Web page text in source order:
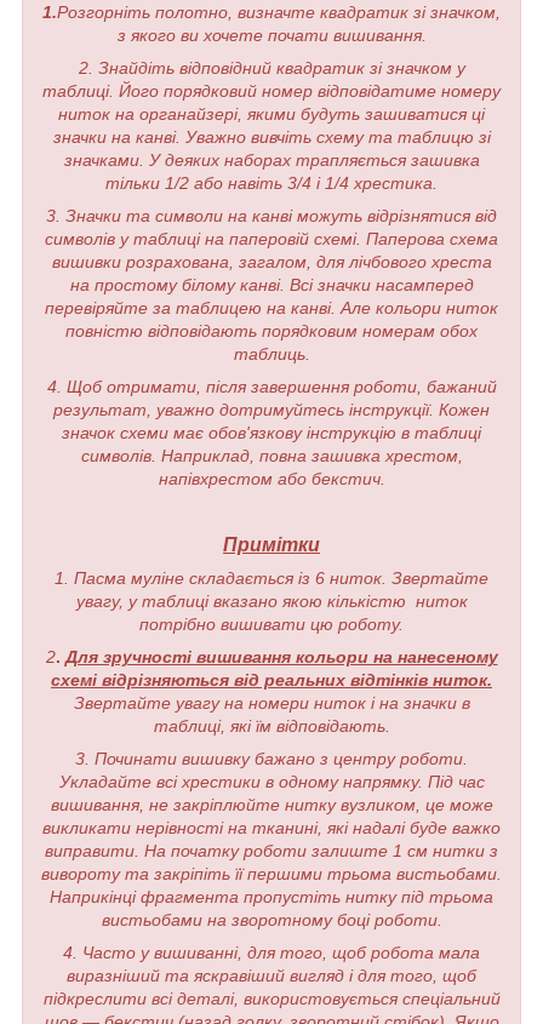
1.Розгорніть полотно, визначте квадратик зі значком,
з якого ви хочете почати вишивання.
2. Знайдіть відповідний квадратик зі значком у
таблиці. Його порядковий номер відповідатиме номеру
ниток на органайзері, якими будуть зашиватися ці
значки на канві. Уважно вивчіть схему та таблицю зі
значками. У деяких наборах трапляється зашивка
тільки 1/2 або навіть 3/4 і 1/4 хрестика.
3. Значки та символи на канві можуть відрізнятися від
символів у таблиці на паперовій схемі. Паперова схема
вишивки розрахована, загалом, для лічбового хреста
на простому білому канві. Всі значки насамперед
перевіряйте за таблицею на канві. Але кольори ниток
повністю відповідають порядковим номерам обох
таблиць.
4. Щоб отримати, після завершення роботи, бажаний
результат, уважно дотримуйтесь інструкції. Кожен
значок схеми має обов'язкову інструкцію в таблиці
символів. Наприклад, повна зашивка хрестом,
напівхрестом або бекстич.
Примітки
1. Пасма муліне складається із 6 ниток. Звертайте
увагу, у таблиці вказано якою кількістю ниток
потрібно вишивати цю роботу.
2. Для зручності вишивання кольори на нанесеному
схемі відрізняються від реальних відтінків ниток.
Звертайте увагу на номери ниток і на значки в
таблиці, які їм відповідають.
3. Починати вишивку бажано з центру роботи.
Укладайте всі хрестики в одному напрямку. Під час
вишивання, не закріплюйте нитку вузликом, це може
викликати нерівності на тканині, які надалі буде важко
виправити. На початку роботи залиште 1 см нитки з
вивороту та закріпіть її першими трьома вистьобами.
Наприкінці фрагмента пропустіть нитку під трьома
вистьобами на зворотному боці роботи.
4. Часто у вишиванні, для того, щоб робота мала
виразніший та яскравіший вигляд і для того, щоб
підкреслити всі деталі, використовується спеціальний